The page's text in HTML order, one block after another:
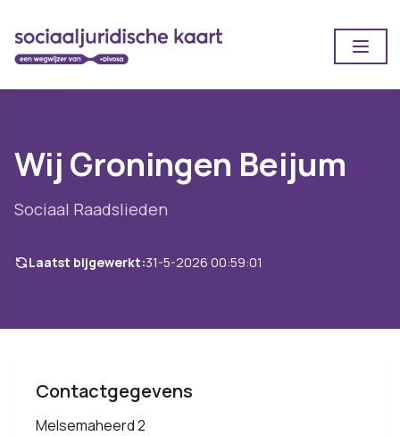
Wij Groningen Beijum
Sociaal Raadslieden
Laatst bijgewerkt:31-5-2026 00:59:01
Contactgegevens
Melsemaheerd 2